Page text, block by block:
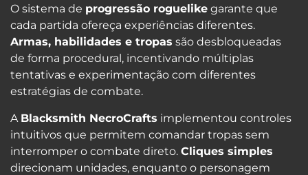
O sistema de progressão roguelike garante que
cada partida ofereça experiências diferentes.
Armas, habilidades e tropas são desbloqueadas
de forma procedural, incentivando múltiplas
tentativas e experimentação com diferentes
estratégias de combate.
A Blacksmith NecroCrafts implementou controles
intuitivos que permitem comandar tropas sem
interromper o combate direto. Cliques simples
direcionam unidades, enquanto o personagem